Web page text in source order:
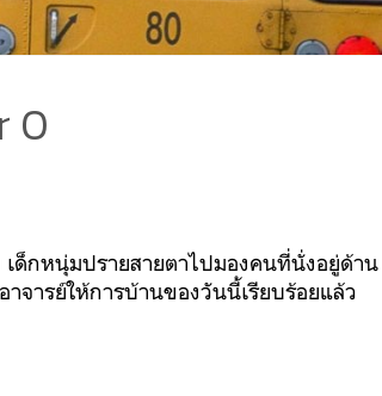
0
เด็กหนุ่มปรายสายตาไปมองคนที่นั่งอยู่ด้าน
จารย์ให้การบ้านของวันนี้เรียบร้อยแล้ว